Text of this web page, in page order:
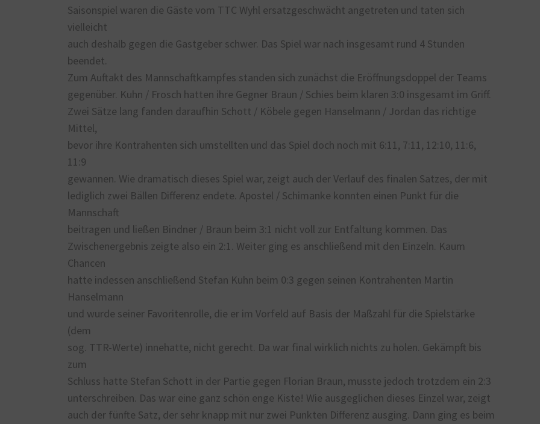
Saisonspiel waren die Gäste vom TTC Wyhl ersatzgeschwächt angetreten und taten sich
vielleicht
auch deshalb gegen die Gastgeber schwer. Das Spiel war nach insgesamt rund 4 Stunden
beendet.
Zum Auftakt des Mannschaftkampfes standen sich zunächst die Eröffnungsdoppel der Teams
gegenüber. Kuhn / Frosch hatten ihre Gegner Braun / Schies beim klaren 3:0 insgesamt im Griff.
Zwei Sätze lang fanden daraufhin Schott / Köbele gegen Hanselmann / Jordan das richtige
Mittel,
bevor ihre Kontrahenten sich umstellten und das Spiel doch noch mit 6:11, 7:11, 12:10, 11:6,
11:9
gewannen. Wie dramatisch dieses Spiel war, zeigt auch der Verlauf des finalen Satzes, der mit
lediglich zwei Bällen Differenz endete. Apostel / Schimanke konnten einen Punkt für die
Mannschaft
beitragen und ließen Bindner / Braun beim 3:1 nicht voll zur Entfaltung kommen. Das
Zwischenergebnis zeigte also ein 2:1. Weiter ging es anschließend mit den Einzeln. Kaum
Chancen
hatte indessen anschließend Stefan Kuhn beim 0:3 gegen seinen Kontrahenten Martin
Hanselmann
und wurde seiner Favoritenrolle, die er im Vorfeld auf Basis der Maßzahl für die Spielstärke
(dem
sog. TTR-Werte) innehatte, nicht gerecht. Da war final wirklich nichts zu holen. Gekämpft bis
zum
Schluss hatte Stefan Schott in der Partie gegen Florian Braun, musste jedoch trotzdem ein 2:3
unterschreiben. Das war eine ganz schön enge Kiste! Wie ausgeglichen dieses Einzel war, zeigt
auch der fünfte Satz, der sehr knapp mit nur zwei Punkten Differenz ausging. Dann ging es beim